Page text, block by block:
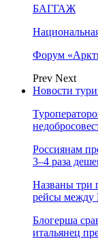
БАГГАЖ
Форум
Prev Next
Новости
Россиянам
3–4 раза
Названы три
рейсы между
Блогерша
итальянец